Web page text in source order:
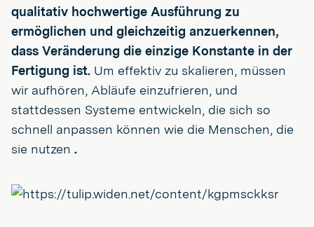
qualitativ hochwertige Ausführung zu
ermöglichen und gleichzeitig anzuerkennen,
dass Veränderung die einzige Konstante in der
Fertigung ist. Um effektiv zu skalieren, müssen
wir aufhören, Abläufe einzufrieren, und
stattdessen Systeme entwickeln, die sich so
schnell anpassen können wie die Menschen, die
sie nutzen .